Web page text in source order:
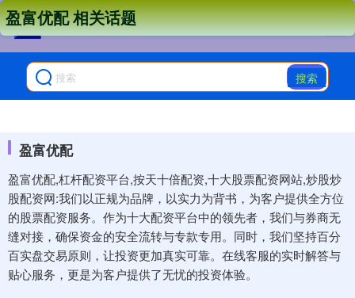
搜索
盈富优配
盈富优配,杠杆配资平台,按天十倍配资,十大股票配资网站,炒股炒
股配资网:我们以正规为品牌，以实力为背书，为客户提供全方位
的股票配资服务。作为十大配资平台中的领先者，我们与券商无
缝对接，确保资金的安全流转与专款专用。同时，我们坚持百分
百实盘交易原则，让投资更加真实可靠。在线客服的实时解答与
贴心服务，更是为客户提供了无忧的投资体验。
盈富优配 相关话题